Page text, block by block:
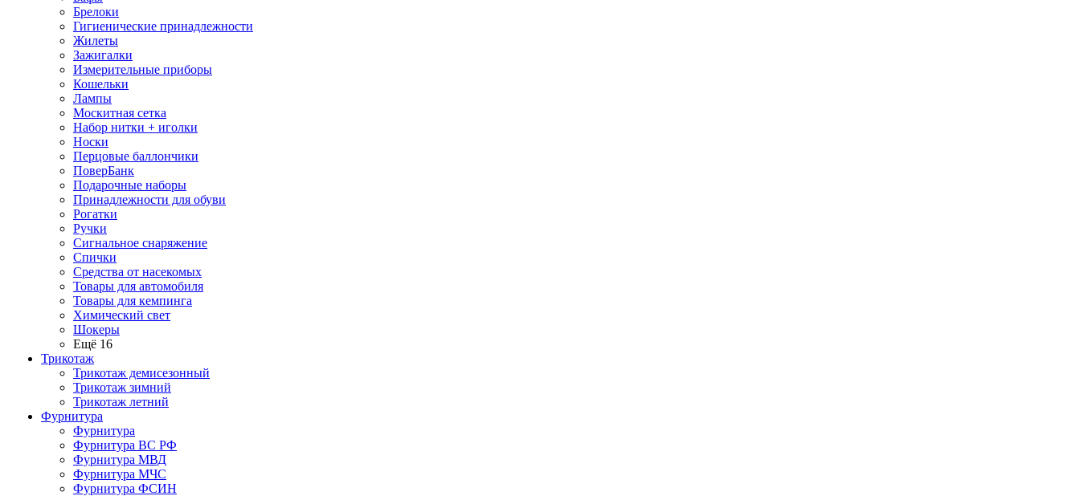
Брелоки
Гигиенические принадлежности
Жилеты
Зажигалки
Измерительные приборы
Кошельки
Лампы
Москитная сетка
Набор нитки + иголки
Носки
Перцовые баллончики
ПоверБанк
Подарочные наборы
Принадлежности для обуви
Рогатки
Ручки
Сигнальное снаряжение
Спички
Средства от насекомых
Товары для автомобиля
Товары для кемпинга
Химический свет
Шокеры
Ещё 16
Трикотаж
Трикотаж демисезонный
Трикотаж зимний
Трикотаж летний
Фурнитура
Фурнитура
Фурнитура ВС РФ
Фурнитура МВД
Фурнитура МЧС
Фурнитура ФСИН